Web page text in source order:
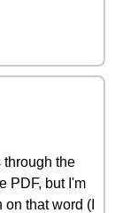
through the
PDF, but I'm
that word (I